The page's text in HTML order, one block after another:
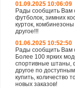
01.09.2025 10:06:09
Рады сообщить Вам
футболок, зимних
курток,
другое!!!
01.06.2025 10:52:50
Рады сообщить Вам
Более 100 ярких
спортивные штаны,
другое по
купить, количество
новых заказов!